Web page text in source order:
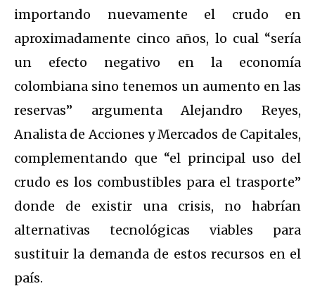
importando nuevamente el crudo en
aproximadamente cinco años, lo cual “sería
un efecto negativo en la economía
colombiana sino tenemos un aumento en las
reservas” argumenta Alejandro Reyes,
Analista de Acciones y Mercados de Capitales,
complementando que “el principal uso del
crudo es los combustibles para el trasporte”
donde de existir una crisis, no habrían
alternativas tecnológicas viables para
sustituir la demanda de estos recursos en el
país.